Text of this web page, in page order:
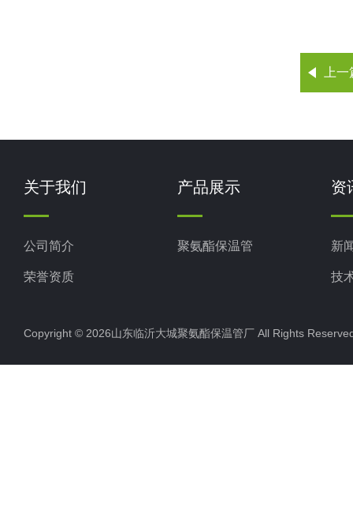
上
关于我们
公司简介
荣誉资质
产品展示
聚氨酯保温管
资
新
技
Copyright © 2026山东临沂大城聚氨酯保温管厂 All Rights